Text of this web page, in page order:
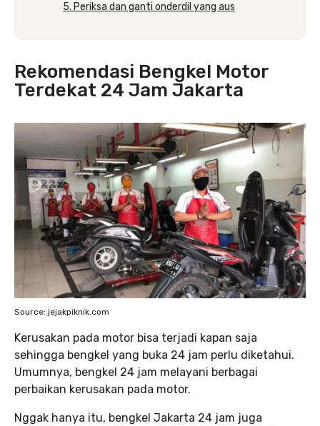
5. Periksa dan ganti onderdil yang aus
Rekomendasi Bengkel Motor
Terdekat 24 Jam Jakarta
Source: jejakpiknik.com
Kerusakan pada motor bisa terjadi kapan saja
sehingga bengkel yang buka 24 jam perlu diketahui.
Umumnya, bengkel 24 jam melayani berbagai
perbaikan kerusakan pada motor.
Nggak hanya itu, bengkel Jakarta 24 jam juga